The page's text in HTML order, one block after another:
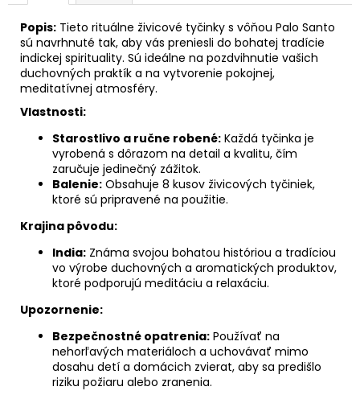
Popis: Tieto rituálne živicové tyčinky s vôňou Palo Santo
sú navrhnuté tak, aby vás preniesli do bohatej tradície
indickej spirituality. Sú ideálne na pozdvihnutie vašich
duchovných praktík a na vytvorenie pokojnej,
meditatívnej atmosféry.
Vlastnosti:
Starostlivo a ručne robené: Každá tyčinka je
vyrobená s dôrazom na detail a kvalitu, čím
zaručuje jedinečný zážitok.
Balenie: Obsahuje 8 kusov živicových tyčiniek,
ktoré sú pripravené na použitie.
Krajina pôvodu:
India: Známa svojou bohatou históriou a tradíciou
vo výrobe duchovných a aromatických produktov,
ktoré podporujú meditáciu a relaxáciu.
Upozornenie:
Bezpečnostné opatrenia: Používať na
nehorľavých materiáloch a uchovávať mimo
dosahu detí a domácich zvierat, aby sa predišlo
riziku požiaru alebo zranenia.
BLUNDUS
/
100
G
10
€